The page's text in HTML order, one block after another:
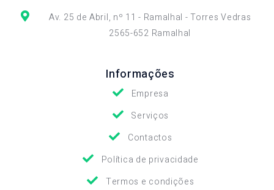
Av. 25 de Abril, nº 11 - Ramalhal - Torres Vedras
2565-652 Ramalhal
Informações
Empresa
Serviços
Contactos
Política de privacidade
Termos e condições